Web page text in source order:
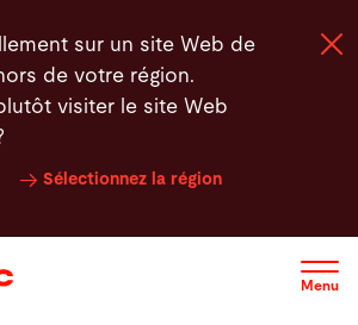
sur un site Web de
de votre région.
visiter le site Web
Sélectionnez la région
Menu